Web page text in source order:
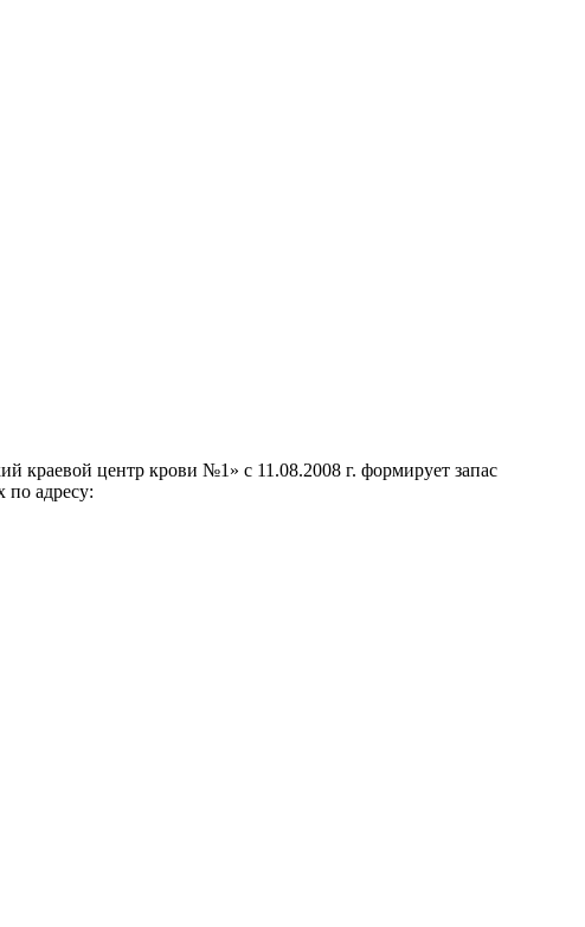
краевой центр крови №1» с 11.08.2008 г. формирует запас
по адресу: